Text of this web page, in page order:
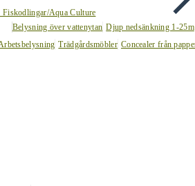
Fiskodlingar/Aqua Culture
Belysning över vattenytan Djup nedsänkning 1-25m
Trädgårdsmöbler Concealer från